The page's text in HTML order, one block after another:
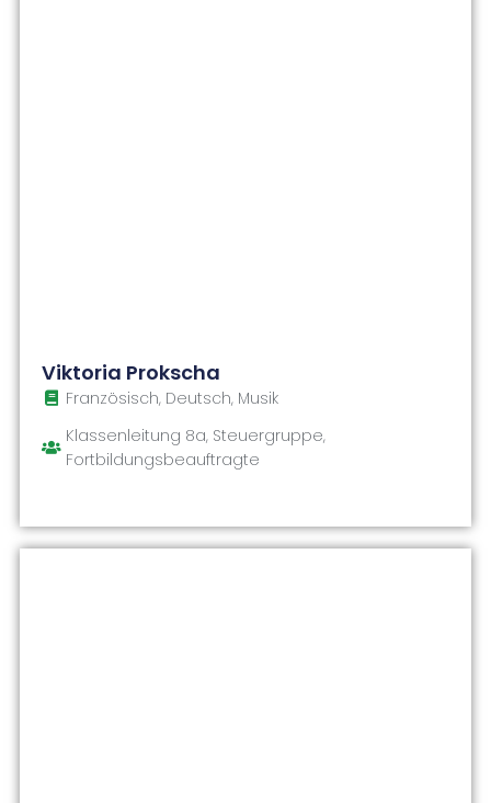
Viktoria Prokscha
Französisch, Deutsch, Musik
Klassenleitung 8a, Steuergruppe,
Fortbildungsbeauftragte